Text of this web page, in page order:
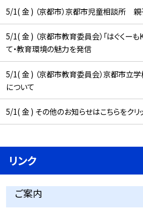
5/1( 金 ) （京都市）京都市児童相談所
5/1( 金 ) （京都市教育委員会）「はぐくー
て・教育環境の魅力を発信
5/1( 金 ) （京都市教育委員会）京都市立
について
5/1( 金 ) その他のお知らせはこちらをクリ
リンク
ご案内